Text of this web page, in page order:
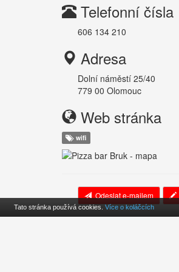
Telefonní čísla
606 134 210
Adresa
Dolní náměstí 25/40
779 00 Olomouc
Web stránka
wifi
Odeslat e-mailem
Tato stránka používá cookies. Více o koláčcích